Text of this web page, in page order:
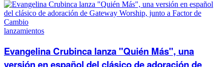
lanzamientos
Evangelina Crubinca lanza "Quién Más", una